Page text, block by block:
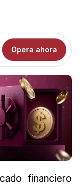
Opera ahora
financiero